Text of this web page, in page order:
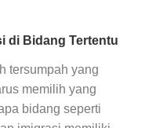
di Bidang Tertentu
tersumpah yang
memilih yang
bidang seperti